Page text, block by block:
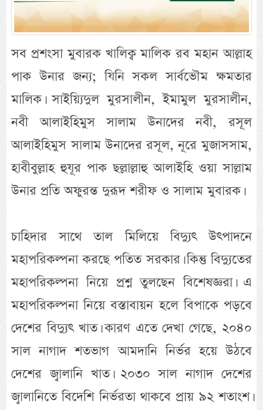
সব প্রশংসা মুবারক খালিক্ব মালিক রব মহান আল্লাহ
পাক উনার জন্য; যিনি সকল সার্বভৌম ক্ষমতার
মালিক। সাইয়্যিদুল মুরসালীন, ইমামুল মুরসালীন,
নবী আলাইহিমুস সালাম উনাদের নবী, রসূল
আলাইহিমুস সালাম উনাদের রসূল, নূরে মুজাসসাম,
হাবীবুল্লাহ হুযূর পাক ছল্লাল্লাহু আলাইহি ওয়া সাল্লাম
উনার প্রতি অফুরন্ত দুরূদ শরীফ ও সালাম মুবারক।
চাহিদার সাথে তাল মিলিয়ে বিদ্যুৎ উৎপাদনে
মহাপরিকল্পনা করছে পতিত সরকার। কিন্তু বিদ্যুতের
মহাপরিকল্পনা নিয়ে প্রশ্ন তুলছেন বিশেষজ্ঞরা। এ
মহাপরিকল্পনা নিয়ে বস্তাবায়ন হলে বিপাকে পড়বে
দেশের বিদ্যুৎ খাত। কারণ এতে দেখা গেছে, ২০৪০
সাল নাগাদ শতভাগ আমদানি নির্ভর হয়ে উঠবে
দেশের জ্বালানি খাত। ২০৩০ সাল নাগাদ দেশের
জ্বালানিতে বিদেশি নির্ভরতা থাকবে প্রায় ৯২ শতাংশ।